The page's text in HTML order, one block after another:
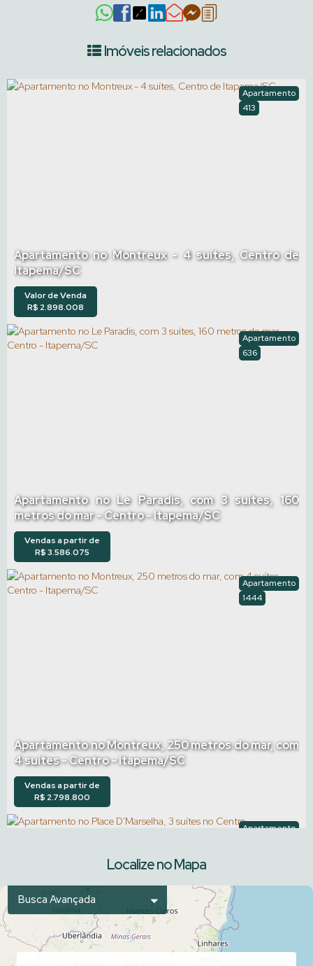
Imóveis relacionados
Apartamento no Montreux - 4 suítes, Centro de
Itapema/SC
413
Apartamento
R$ 2.898.008
Valor de Venda
Apartamento no Le Paradis, com 3 suítes, 160
metros do mar - Centro - Itapema/SC
636
Apartamento
R$3.586.075
Vendas a partir de
Apartamento no Montreux, 250 metros do mar, com
4 suítes - Centro - Itapema/SC
1444
Apartamento
R$ 2.798.800
Vendas a partir de
Apartamento
Localize no Mapa
Busca Avançada